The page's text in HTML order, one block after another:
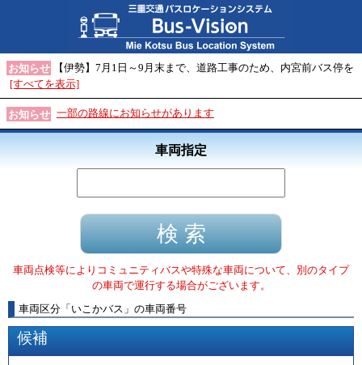
お知らせ
【伊勢】7月1日～9月末まで、道路工事のため、内宮前バス停を
[すべてを表示]
お知らせ 一部の路線にお知らせがあります
車両指定
車両点検等によりコミュニティバスや特殊な車両について、別のタイプ
の車両で運行する場合がございます。
車両区分 「 いこかバス 」 の車両番号
候補